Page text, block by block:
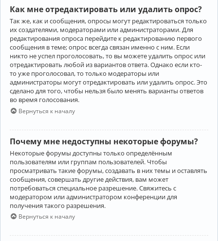
Как мне отредактировать или удалить опрос?
Так же, как и сообщения, опросы могут редактироваться только
их создателями, модераторами или администраторами. Для
редактирования опроса перейдите к редактированию первого
сообщения в теме; опрос всегда связан именно с ним. Если
никто не успел проголосовать, то вы можете удалить опрос или
отредактировать любой из вариантов ответа. Однако если кто-
то уже проголосовал, то только модераторы или
администраторы могут отредактировать или удалить опрос. Это
сделано для того, чтобы нельзя было менять варианты ответов
во время голосования.
Вернуться к началу
Почему мне недоступны некоторые форумы?
Некоторые форумы доступны только определённым
пользователям или группам пользователей. Чтобы
просматривать такие форумы, создавать в них темы и оставлять
сообщения, совершать другие действия, вам может
потребоваться специальное разрешение. Свяжитесь с
модератором или администратором конференции для
получения такого разрешения.
Вернуться к началу